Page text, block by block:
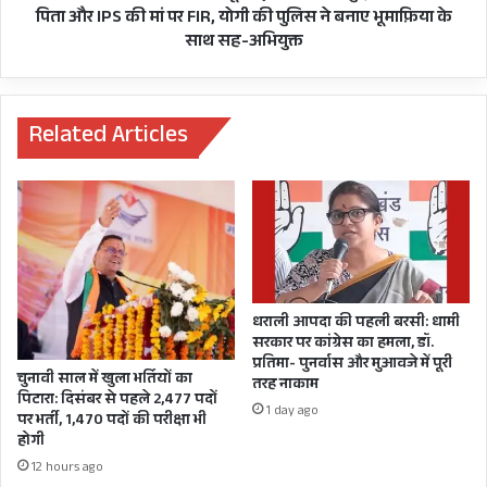
जमीनों के जबरन खरीद और फर्जीवाड़े के कई मुकदमे दर्ज
हैं। इन तीनों वरिष्ठ अफसरों में से एक तो मुख्यमंत्री पुष्कर
सिंह धामी के सचिवालय में तैनात है। आरोपियों में एक
आईएएस अफसर का ससुर, एक आईएएस के पिता और
आईपीएस की मां नामजद है। इस एफआईआर के बाद
उत्तराखंड की नौकरशाही में भूचाल आ गया है। सूत्रों के
अनुसार मुख्यमंत्री को इस मामले से अपडेट कर दिया गया
है।
ताजा एफआईआर में भू माफिया यशपाल
तोमर का बनाया सहयोगी
के
आईड’IAS
ससुर,
चहेते
IAS
के
पिता
और
IPS
की
मां
पर
FIR,
योगी
की
पुलिस
पिता और IPS की मां पर FIR, योगी की पुलिस ने बनाए भूमाफ़िया के
साथ सह-अभियुक्त
Related Articles
चुनावी साल में खुला भर्तियों का
पिटारा: दिसंबर से पहले 2,477 पदों
पर भर्ती, 1,470 पदों की परीक्षा भी
होगी
12 hours ago
धराली आपदा की पहली बरसी: धामी
सरकार पर कांग्रेस का हमला, डॉ.
प्रतिमा- पुनर्वास और मुआवजे में पूरी
तरह नाकाम
1 day ago